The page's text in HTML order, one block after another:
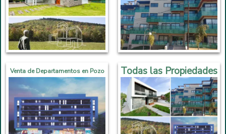
Venta de Departamentos en Pozo Todas las Propiedades